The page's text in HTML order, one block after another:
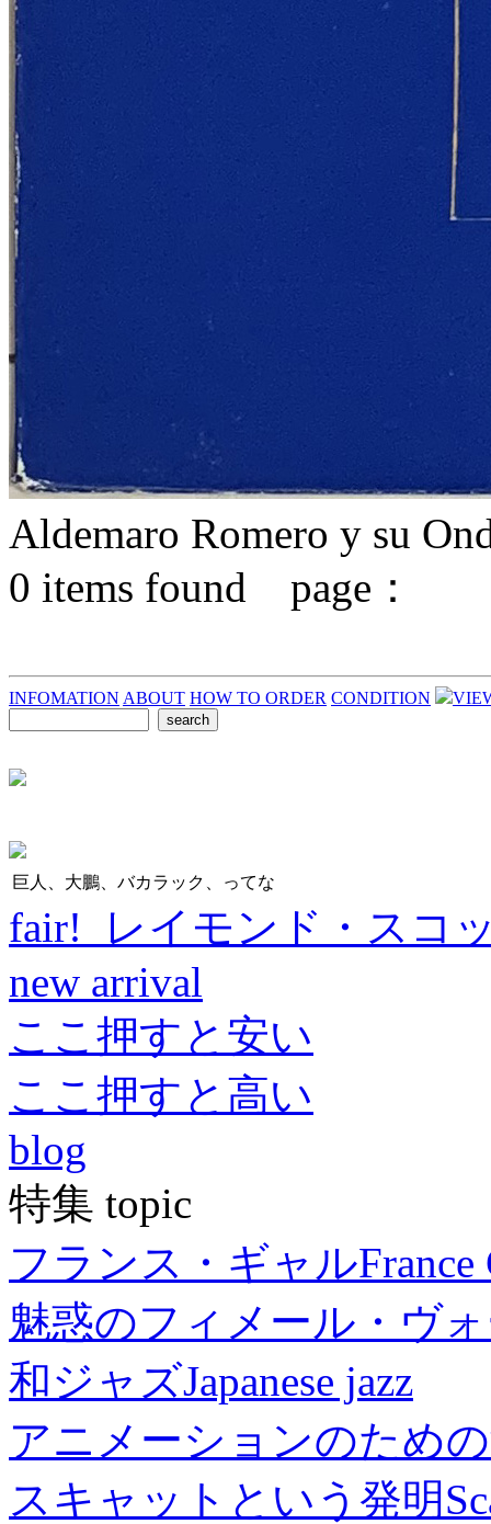
Aldemaro Romero y su
0 items found page：
INFOMATION ABOUT HOW TO ORDER CONDITION
巨人、大鵬、バカラック、ってな
fair! レイモンド・スコ
new arrival
ここ押すと安い
ここ押すと高い
blog
特集 topic
フランス・ギャルFrance
魅惑のフィメール・ヴ
和ジャズJapanese jazz
アニメーションのため
スキャットという発明